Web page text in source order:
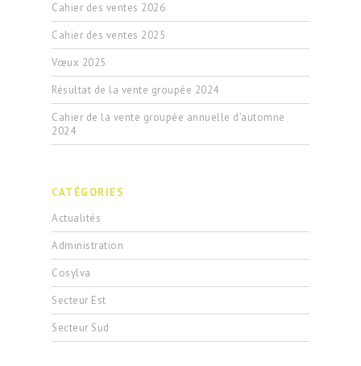
Cahier des ventes 2026
Cahier des ventes 2025
Vœux 2025
Résultat de la vente groupée 2024
Cahier de la vente groupée annuelle d’automne
2024
CATÉGORIES
Actualités
Administration
Cosylva
Secteur Est
Secteur Sud